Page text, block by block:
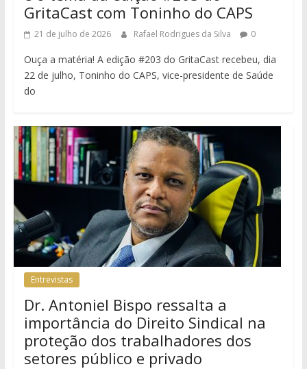
GritaCast com Toninho do CAPS
21 de julho de 2026 Rafael Rodrigues da Silva 0
Ouça a matéria! A edição #203 do GritaCast recebeu, dia
22 de julho, Toninho do CAPS, vice-presidente de Saúde
do
Entrevistas
Dr. Antoniel Bispo ressalta a
importância do Direito Sindical na
proteção dos trabalhadores dos
setores público e privado